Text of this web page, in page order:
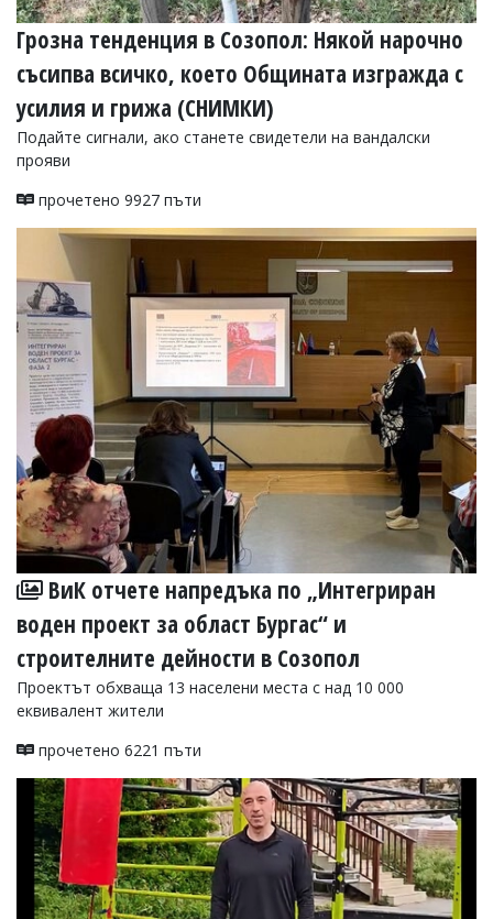
Грозна тенденция в Созопол: Някой нарочно
съсипва всичко, което Общината изгражда с
усилия и грижа (СНИМКИ)
Подайте сигнали, ако станете свидетели на вандалски
прояви
прочетено 9927 пъти
ВиК отчете напредъка по „Интегриран
воден проект за област Бургас“ и
строителните дейности в Созопол
Проектът обхваща 13 населени места с над 10 000
еквивалент жители
прочетено 6221 пъти